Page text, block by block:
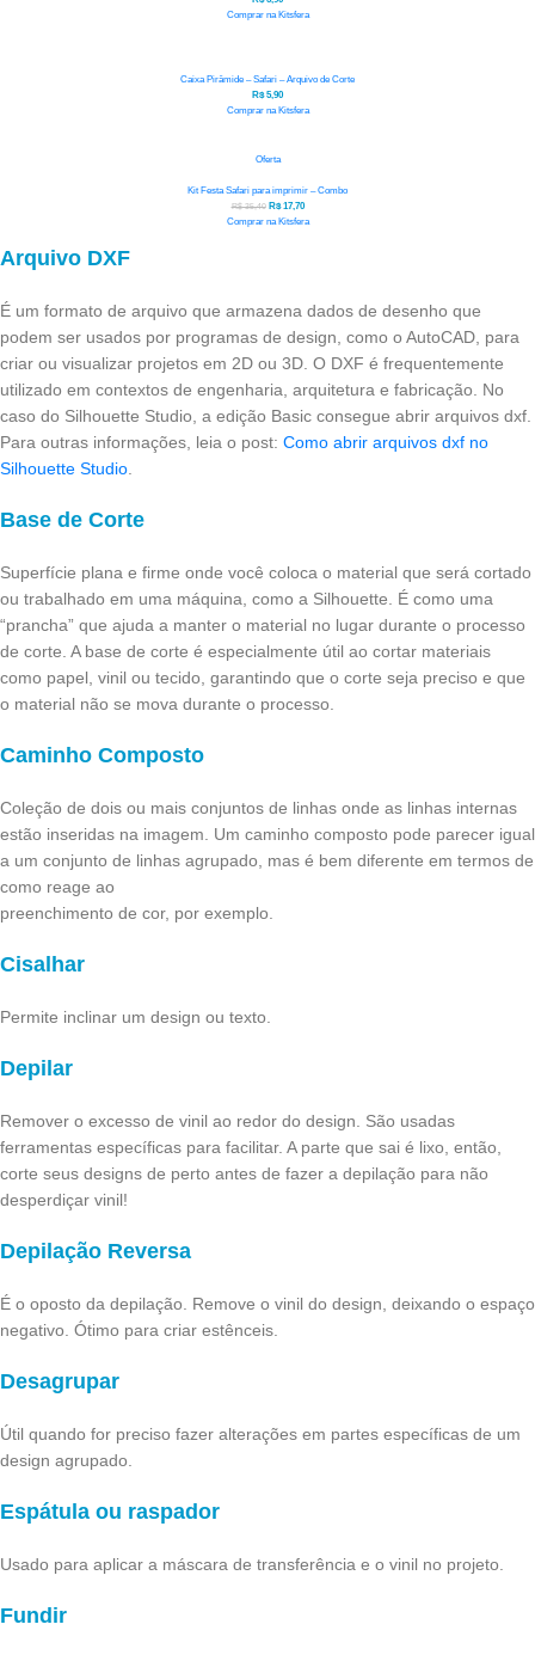
Comprar na Kitsfera
Caixa Pirâmide – Safari – Arquivo de Corte
R$5,90
Comprar na Kitsfera
Oferta
Kit Festa Safari para imprimir – Combo
R$35,40 R$17,70
Comprar na Kitsfera
Arquivo DXF
É um formato de arquivo que armazena dados de desenho que
podem ser usados por programas de design, como o AutoCAD, para
criar ou visualizar projetos em 2D ou 3D. O DXF é frequentemente
utilizado em contextos de engenharia, arquitetura e fabricação. No
caso do Silhouette Studio, a edição Basic consegue abrir arquivos dxf.
Para outras informações, leia o post: Como abrir arquivos dxf no
Silhouette Studio.
Base de Corte
Superfície plana e firme onde você coloca o material que será cortado
ou trabalhado em uma máquina, como a Silhouette. É como uma
“prancha” que ajuda a manter o material no lugar durante o processo
de corte. A base de corte é especialmente útil ao cortar materiais
como papel, vinil ou tecido, garantindo que o corte seja preciso e que
o material não se mova durante o processo.
Caminho Composto
Coleção de dois ou mais conjuntos de linhas onde as linhas internas
estão inseridas na imagem. Um caminho composto pode parecer igual
a um conjunto de linhas agrupado, mas é bem diferente em termos de
como reage ao
preenchimento de cor, por exemplo.
Cisalhar
Permite inclinar um design ou texto.
Depilar
Remover o excesso de vinil ao redor do design. São usadas
ferramentas específicas para facilitar. A parte que sai é lixo, então,
corte seus designs de perto antes de fazer a depilação para não
desperdiçar vinil!
Depilação Reversa
É o oposto da depilação. Remove o vinil do design, deixando o espaço
negativo. Ótimo para criar estênceis.
Desagrupar
Útil quando for preciso fazer alterações em partes específicas de um
design agrupado.
Espátula ou raspador
Usado para aplicar a máscara de transferência e o vinil no projeto.
Fundir